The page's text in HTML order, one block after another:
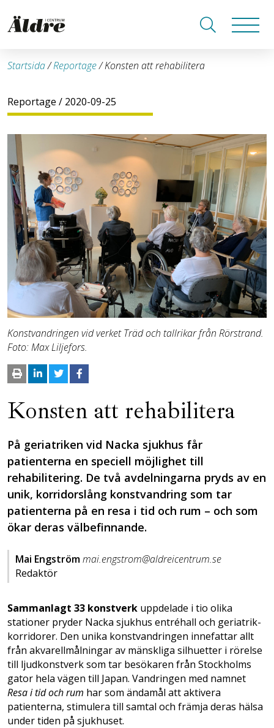
Startsida/Reportage/Konsten att rehabilitera
Reportage / 2020-09-25
Konstvandringen vid verket Träd och tallrikar från Rörstrand.
Foto: Max Liljefors.
Konsten att rehabilitera
På geriatriken vid Nacka sjukhus får
patienterna en speciell möjlighet till
rehabilitering. De två avdelningarna pryds av en
unik, korridorslång konstvandring som tar
patienterna på en resa i tid och rum – och som
ökar deras välbefinnande.
Mai Engströmmai.engstrom@aldreicentrum.se
Redaktör
Sammanlagt 33 konstverk uppdelade i tio olika
stationer pryder Nacka sjukhus entréhall och geriatrik­
korridorer. Den unika konstvandringen innefattar allt
från akvarellmålningar av mänskliga silhuetter i rörelse
till ljudkonstverk som tar besökaren från Stockholms
gator hela vägen till Japan. Vandringen med namnet
Resa i tid och rum har som ändamål att aktivera
patienterna, stimulera till samtal och främja deras hälsa
under tiden på sjukhuset.